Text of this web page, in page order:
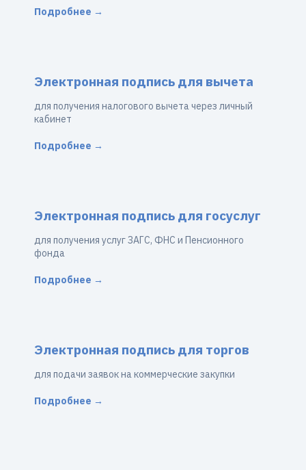
Подробнее →
Электронная подпись для вычета
для получения налогового вычета через личный
кабинет
Подробнее →
Электронная подпись для госуслуг
для получения услуг ЗАГС, ФНС и Пенсионного
фонда
Подробнее →
Электронная подпись для торгов
для подачи заявок на коммерческие закупки
Подробнее →